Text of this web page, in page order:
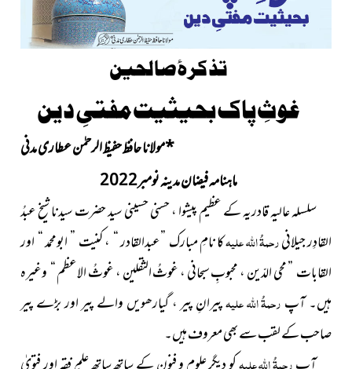
تذکرۂ صالحین
غوثِ پاک بحیثیت مفتیِ دین
*مولانا حافظ حفیظ الرحمٰن عطاری مدنی
ماہنامہ فیضان مدینہ نومبر2022
سلسلہ عالیہ قادریہ کے عظیم پیشوا ، حسنی حسینی سید حضرت سیدنا شیخ عبدُ
القادِر جیلانیرحمۃُ اللہ علیہکا نامِ مبارک ”عبدالقادر “ ، کنیت ” ابومحمد “ اور
القابات ” محی الدّین ، محبوبِ سبحانی ، غوثُ الثقلین ، غوثُ الاعظم “ وغیرہ
ہیں۔ آپرحمۃُ اللہ علیہپیرانِ پیر ، گیارھویں والے پیر اور بڑے پیر
صاحب کے لقب سے بھی معروف ہیں۔
رحمۃُ اللہ علیہ